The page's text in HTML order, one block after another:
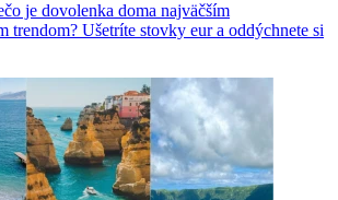
je dovolenka doma najväčším
trendom? Ušetríte stovky eur a oddýchnete si